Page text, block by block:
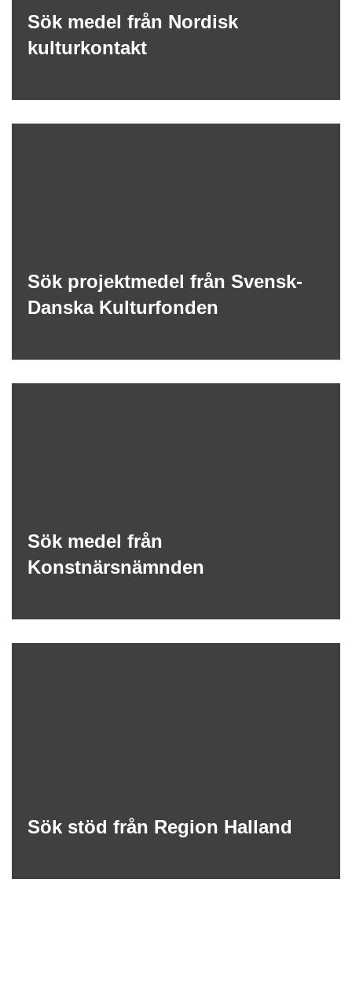
Sök medel från Nordisk
kulturkontakt
Sök projektmedel från Svensk-
Danska Kulturfonden
Sök medel från
Konstnärsnämnden
Sök stöd från Region Halland